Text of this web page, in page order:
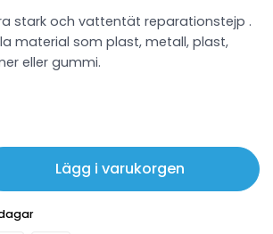
stark och vattentät reparationstejp .
material som plast, metall, plast,
eller gummi.
Lägg i varukorgen